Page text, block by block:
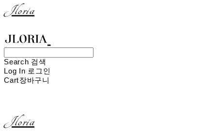
Jloria
Search 검색
Log In 로그인
Cart장바구니
Jloria